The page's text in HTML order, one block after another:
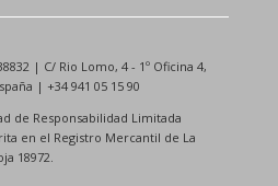
| C/ Rio Lomo, 4 - 1º Oficina 4,
| +34 941 05 15 90
de Responsabilidad Limitada
en el Registro Mercantil de La
18972.